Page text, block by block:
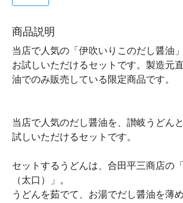
商品説明
当店で人気の「伊吹いりこのだし醤油
お試しいただけるセットです。製造元
油でのみ販売している限定商品です。
当店で人気のだし醤油を、讃岐うどん
試しいただけるセットです。
セットするうどんは、合田平三商店の
（太口）」。
うどんを茹でて、お湯でだし醤油を薄